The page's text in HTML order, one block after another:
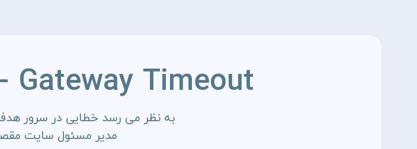
Gateway Timeout
به نظر می رسد خطایی در سرور
مدیر مسئول سایت